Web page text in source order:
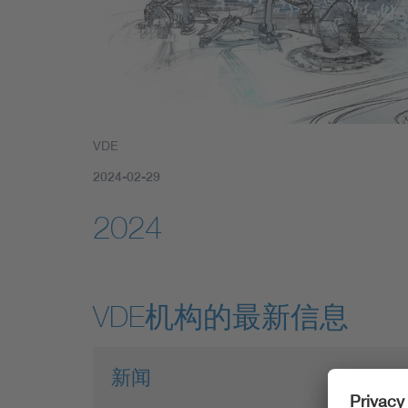
VDE
2024-02-29
2024
VDE机构的最新信息
新闻